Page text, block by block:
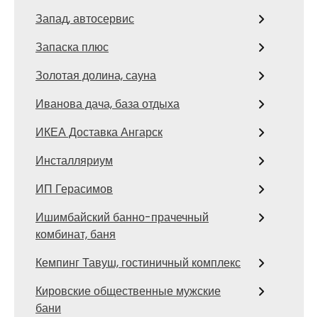
Запад, автосервис
Запаска плюс
Золотая долина, сауна
Иванова дача, база отдыха
ИКЕА Доставка Ангарск
Инсталляриум
ИП Герасимов
Ишимбайский банно-прачечный
комбинат, баня
Кемпинг Тавуш, гостиничный комплекс
Кировские общественные мужские
бани